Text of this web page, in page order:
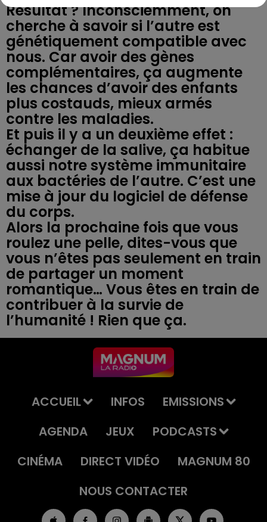
Résultat ? Inconsciemment, on
cherche à savoir si l’autre est
génétiquement compatible avec
nous. Car avoir des gènes
complémentaires, ça augmente
les chances d’avoir des enfants
plus costauds, mieux armés
contre les maladies.
Et puis il y a un deuxième effet :
échanger de la salive, ça habitue
aussi notre système immunitaire
aux bactéries de l’autre. C’est une
mise à jour du logiciel de défense
du corps.
Alors la prochaine fois que vous
roulez une pelle, dites-vous que
vous n’êtes pas seulement en train
de partager un moment
romantique… Vous êtes en train de
contribuer à la survie de
ACCUEIL INFOS
EMISSIONS
AGENDA
JEUX
PODCASTS
CINÉMA
DIRECT VIDÉO
MAGNUM 80
NOUS CONTACTER